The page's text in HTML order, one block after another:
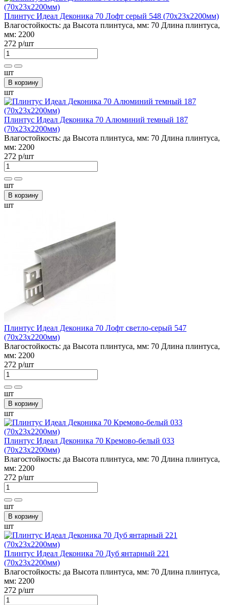
Плинтус Идеал Деконика 70 Лофт серый 548 (70х23х2200мм)
Влагостойкость: да Высота плинтуса, мм: 70 Длина плинтуса,
мм: 2200
272 р/шт
шт
В корзину
шт
Плинтус Идеал Деконика 70 Алюминий темный 187
(70х23х2200мм)
Влагостойкость: да Высота плинтуса, мм: 70 Длина плинтуса,
мм: 2200
272 р/шт
шт
В корзину
шт
Плинтус Идеал Деконика 70 Лофт светло-серый 547
(70х23х2200мм)
Влагостойкость: да Высота плинтуса, мм: 70 Длина плинтуса,
мм: 2200
272 р/шт
шт
В корзину
шт
Плинтус Идеал Деконика 70 Кремово-белый 033
(70х23х2200мм)
Влагостойкость: да Высота плинтуса, мм: 70 Длина плинтуса,
мм: 2200
272 р/шт
шт
В корзину
шт
Плинтус Идеал Деконика 70 Дуб янтарный 221
(70х23х2200мм)
Влагостойкость: да Высота плинтуса, мм: 70 Длина плинтуса,
мм: 2200
272 р/шт